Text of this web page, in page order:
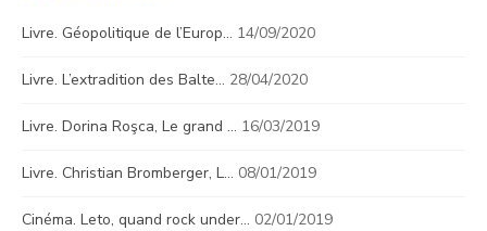
Livre. Géopolitique de l’Europ… 14/09/2020
Livre. L’extradition des Balte… 28/04/2020
Livre. Dorina Roşca, Le grand … 16/03/2019
Livre. Christian Bromberger, L… 08/01/2019
Cinéma. Leto, quand rock under… 02/01/2019